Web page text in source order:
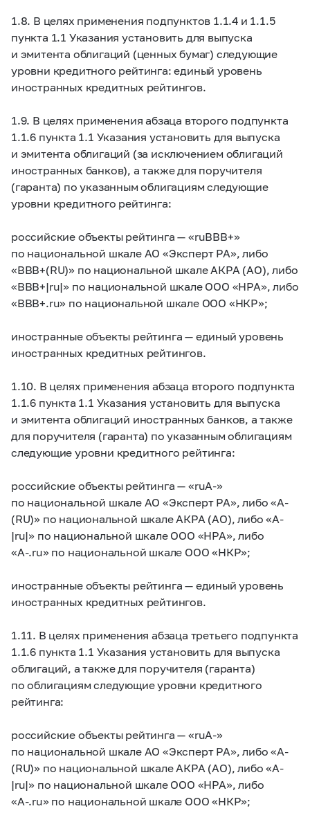
1.8. В целях применения подпунктов 1.1.4 и 1.1.5
пункта 1.1 Указания установить для выпуска
и эмитента облигаций (ценных бумаг) следующие
уровни кредитного рейтинга: единый уровень
иностранных кредитных рейтингов.
1.9. В целях применения абзаца второго подпункта
1.1.6 пункта 1.1 Указания установить для выпуска
и эмитента облигаций (за исключением облигаций
иностранных банков), а также для поручителя
(гаранта) по указанным облигациям следующие
уровни кредитного рейтинга:
российские объекты рейтинга — «ruBBB+»
по национальной шкале АО «Эксперт РА», либо
«BBB+(RU)» по национальной шкале АКРА (АО), либо
«BBB+|ru|» по национальной шкале ООО «НРА», либо
«BBB+.ru» по национальной шкале ООО «НКР»;
иностранные объекты рейтинга — единый уровень
иностранных кредитных рейтингов.
1.10. В целях применения абзаца второго подпункта
1.1.6 пункта 1.1 Указания установить для выпуска
и эмитента облигаций иностранных банков, а также
для поручителя (гаранта) по указанным облигациям
следующие уровни кредитного рейтинга:
российские объекты рейтинга — «ruA-»
по национальной шкале АО «Эксперт РА», либо «A-
(RU)» по национальной шкале АКРА (АО), либо «A-
|ru|» по национальной шкале ООО «НРА», либо
«A-.ru» по национальной шкале ООО «НКР»;
иностранные объекты рейтинга — единый уровень
иностранных кредитных рейтингов.
1.11. В целях применения абзаца третьего подпункта
1.1.6 пункта 1.1 Указания установить для выпуска
облигаций, а также для поручителя (гаранта)
по облигациям следующие уровни кредитного
рейтинга:
российские объекты рейтинга — «ruA-»
по национальной шкале АО «Эксперт РА», либо «A-
(RU)» по национальной шкале АКРА (АО), либо «A-
|ru|» по национальной шкале ООО «НРА», либо
«A-.ru» по национальной шкале ООО «НКР»;